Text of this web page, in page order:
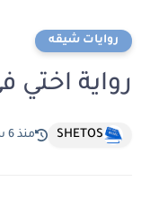
روايات شيقه
رواية اختي
SHETOS منذ 6 سنة